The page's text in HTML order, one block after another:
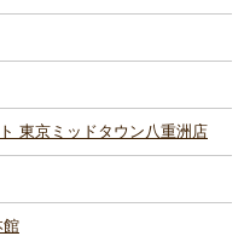
東京ミッドタウン八重洲店
館